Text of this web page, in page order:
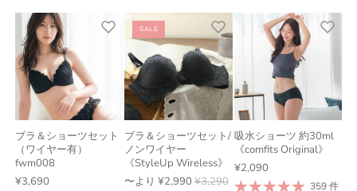
ブラ＆ショーツセット
（ワイヤー有）
fwm008
¥3,690
SALE
ブラ＆ショーツセット/
ノンワイヤー
《StyleUp Wireless》
〜より¥2,990 ¥3,290
吸水ショーツ 約30ml
《comfits Original》
¥2,090
359 件